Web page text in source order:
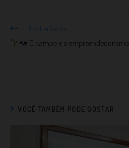
Post anterior
O campo e o empreendedorismo.
VOCÊ TAMBÉM PODE GOSTAR